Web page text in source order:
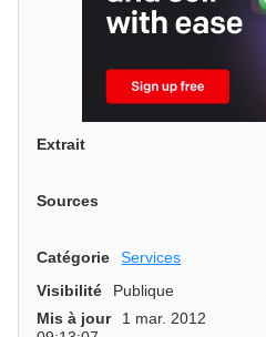
Extrait
Sources
Catégorie Services
Visibilité
Publique
Mis à jour
1 mar. 2012